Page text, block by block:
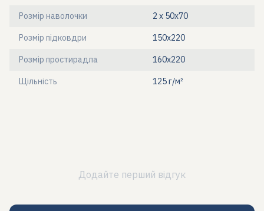
Розмір наволочки 2 х 50х70
Розмір підковдри 150x220
Розмір простирадла 160x220
Щільність 125 г/м²
Додайте перший відгук